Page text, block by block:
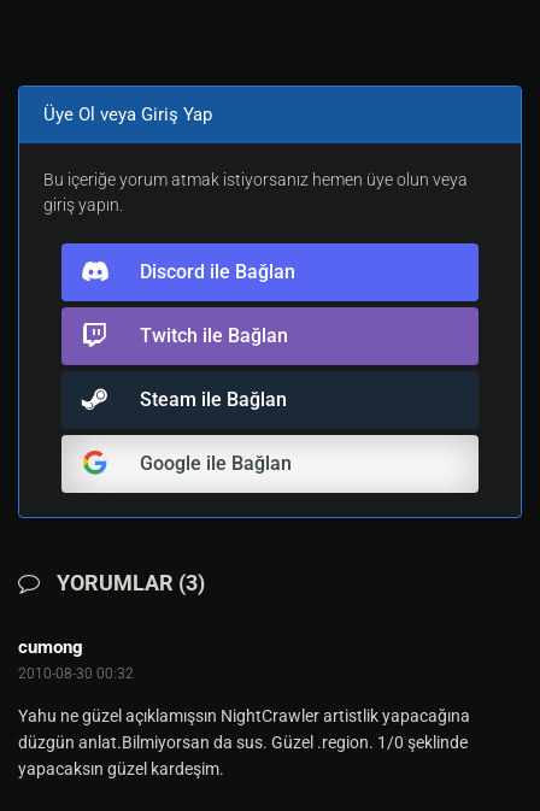
Üye Ol veya Giriş Yap
Bu içeriğe yorum atmak istiyorsanız hemen üye olun veya
giriş yapın.
Discord ile Bağlan
Twitch ile Bağlan
Steam ile Bağlan
Google ile Bağlan
YORUMLAR (3)
cumong
2010-08-30 00:32
Yahu ne güzel açıklamışsın NightCrawler artistlik yapacağına
düzgün anlat.Bilmiyorsan da sus. Güzel .region. 1/0 şeklinde
yapacaksın güzel kardeşim.